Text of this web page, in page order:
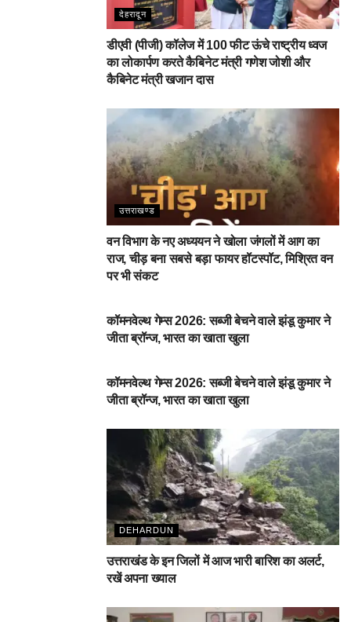
देहरादून
डीएवी (पीजी) कॉलेज में 100 फीट ऊंचे राष्ट्रीय ध्वज
का लोकार्पण करते कैबिनेट मंत्री गणेश जोशी और
कैबिनेट मंत्री खजान दास
उत्तराखण्ड
वन विभाग के नए अध्ययन ने खोला जंगलों में आग का
राज, चीड़ बना सबसे बड़ा फायर हॉटस्पॉट, मिश्रित वन
पर भी संकट
कॉमनवेल्थ गेम्स 2026: सब्जी बेचने वाले झंडू कुमार ने
जीता ब्रॉन्ज, भारत का खाता खुला
कॉमनवेल्थ गेम्स 2026: सब्जी बेचने वाले झंडू कुमार ने
जीता ब्रॉन्ज, भारत का खाता खुला
DEHARDUN
उत्तराखंड के इन जिलों में आज भारी बारिश का अलर्ट,
रखें अपना ख्याल